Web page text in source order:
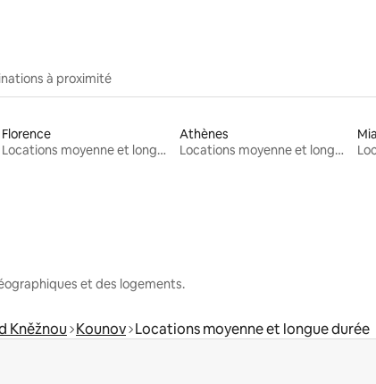
à proximité
Florence
Locations moyenne et longue durée
Athènes
Locations moyenne et longue durée
et des logements.
Kněžnou Kounov Locations moyenne et longue durée